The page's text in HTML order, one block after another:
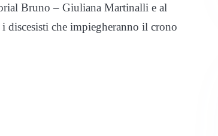
Bruno – Giuliana Martinalli e al
che impiegheranno il crono